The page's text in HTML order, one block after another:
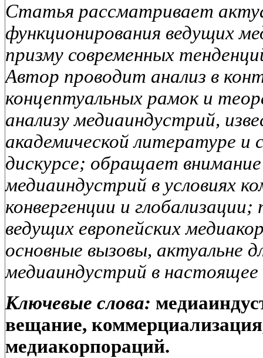
Статья рассматривает
функционирования ведущих
призму современных
Автор проводит анализ в
концептуальных рамок и
анализу медиаиндустрий,
академической литературе и
дискурсе; обращает
медиаиндустрий в условиях
конвергенции и
ведущих европейских
основные вызовы, актуальне
медиаиндустрий в настоящее
Ключевые слова:
вещание,
медиакорпораций.